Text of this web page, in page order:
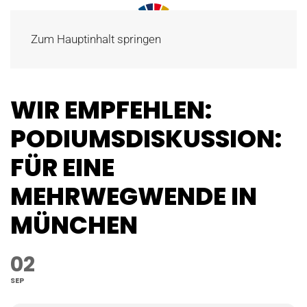
Zum Hauptinhalt springen
WIR EMPFEHLEN:
PODIUMSDISKUSSION:
FÜR EINE
MEHRWEGWENDE IN
MÜNCHEN
02
SEP